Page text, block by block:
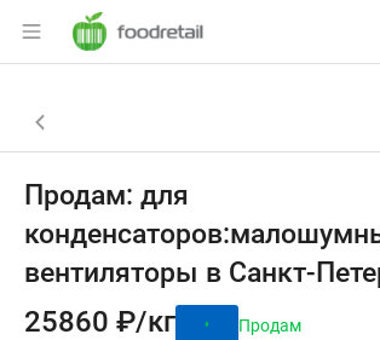
Раздел навигации по
Объявление:
Навигация и управление
Назад к списку объявлений
Продам: для
вентиляторы в Санкт-
25860 ₽/кг
Продам